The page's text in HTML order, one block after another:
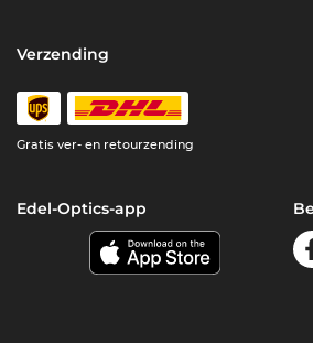
Verzending
Gratis ver- en retourzending
Edel-Optics-app